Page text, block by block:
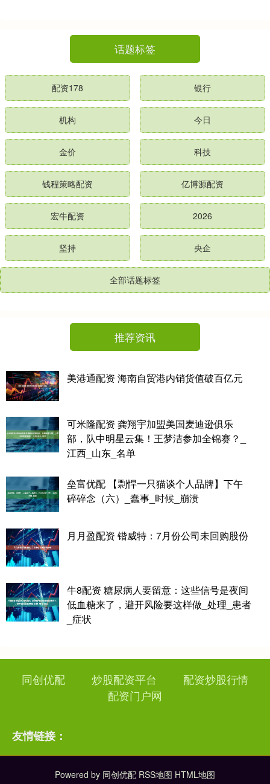
话题标签
配资178 银行
机构 今日
金价 科技
钱程策略配资 亿博源配资
宏牛配资 2026
坚持 央企
全部话题标签
推荐资讯
美港通配资 海南自贸港内销货值破百亿元
可米隆配资 龚翔宇加盟美国麦迪逊俱乐
部，队中明星云集！王梦洁参加全锦赛？_
江西_山东_名单
垒富优配 【剽悍一只猫谈个人品牌】下午
碎碎念（六）_蠢事_时候_崩溃
月月盈配资 锴威特：7月份公司未回购股份
牛8配资 糖尿病人要留意：这些信号是夜间
低血糖来了，避开风险要这样做_处理_患者
_症状
同创优配 炒股配资平台
配资炒股行情
配资门户网
友情链接：
Powered by 同创优配 RSS地图 HTML地图